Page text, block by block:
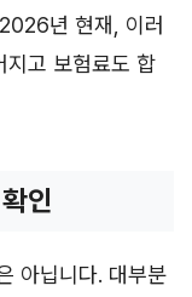
년 현재, 이러
지고 보험료도 합
인
아닙니다. 대부분